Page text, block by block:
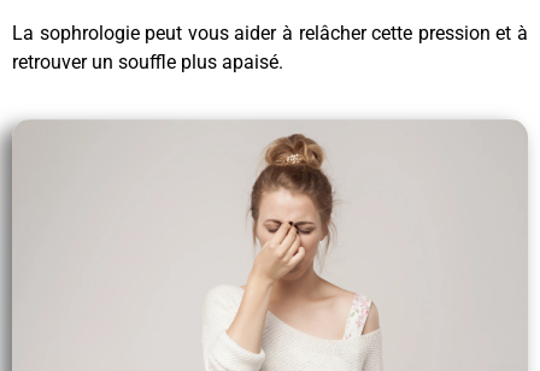
La sophrologie peut vous aider à relâcher cette pression et à
retrouver un souffle plus apaisé.